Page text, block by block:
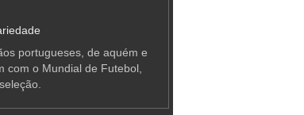
portugueses, de aquém e
com o Mundial de Futebol,